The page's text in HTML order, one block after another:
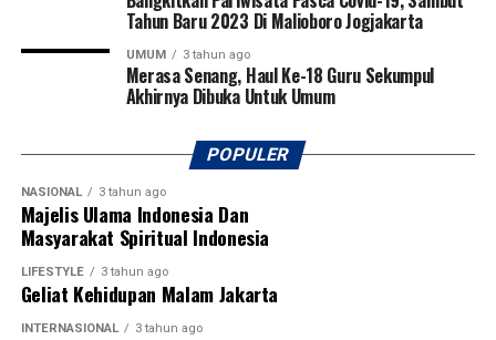
Tahun Baru 2023 Di Malioboro Jogjakarta
UMUM 3 tahun ago
Merasa Senang, Haul Ke-18 Guru Sekumpul
Akhirnya Dibuka Untuk Umum
POPULER
NASIONAL 3 tahun ago
Majelis Ulama Indonesia Dan
Masyarakat Spiritual Indonesia
LIFESTYLE 3 tahun ago
Geliat Kehidupan Malam Jakarta
INTERNASIONAL 3 tahun ago